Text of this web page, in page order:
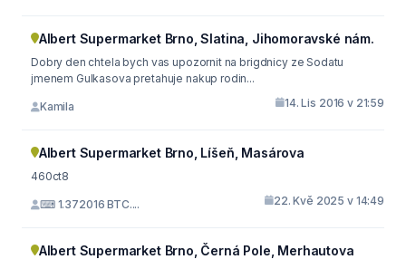
Albert Supermarket Brno, Slatina, Jihomoravské nám.
Dobry den chtela bych vas upozornit na brigdnicy ze Sodatu
jmenem Gulkasova pretahuje nakup rodin...
Kamila 14. Lis 2016 v 21:59
Albert Supermarket Brno, Líšeň, Masárova
460ct8
⌨ 1.372016 BTC.... 22. Kvě 2025 v 14:49
Albert Supermarket Brno, Černá Pole, Merhautova